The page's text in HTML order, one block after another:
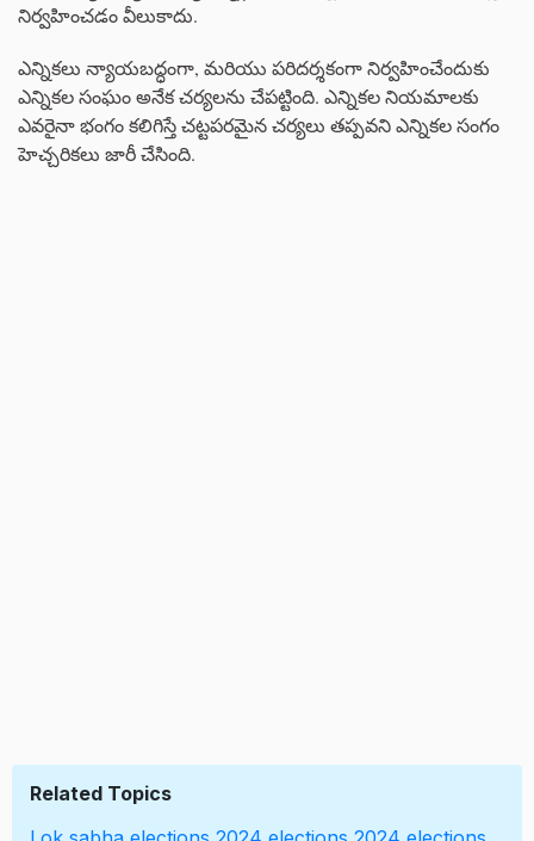
నిర్వహించడం వీలుకాదు.
ఎన్నికలు న్యాయబద్ధంగా, మరియు పరిదర్శకంగా నిర్వహించేందుకు
ఎన్నికల సంఘం అనేక చర్యలను చేపట్టింది. ఎన్నికల నియమాలకు
ఎవరైనా భంగం కలిగిస్తే చట్టపరమైన చర్యలు తప్పవని ఎన్నికల సంగం
హెచ్చరికలు జారీ చేసింది.
Related Topics